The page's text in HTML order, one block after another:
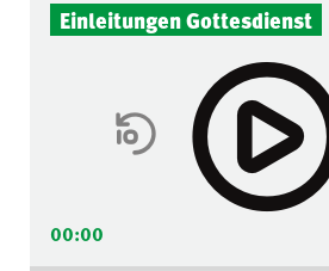
Einleitungen Gottesdienst
Audio-
00:00